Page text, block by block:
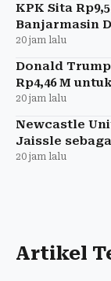
KPK Sita
Banjarmasin
20 jam lalu
Donald
Rp4,46 M
20 jam lalu
Newcastle
Jaissle
20 jam lalu
Artikel